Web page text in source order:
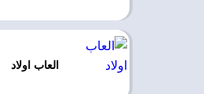
العاب اولاد